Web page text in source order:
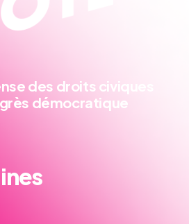
des droits civiques
démocratique